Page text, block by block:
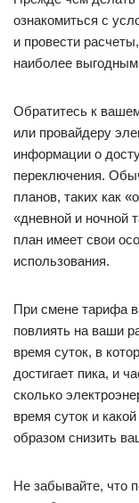
ознакомиться с
и провести
наиболее
Обратитесь к
или провайдеру
информации о
переключения.
планов, таких как
«дневной и ночной
план имеет свои
использования.
При смене тарифа
повлиять на ваши
время суток, в
достигает пика, и
сколько
время суток и
образом снизить
Не забывайте, что